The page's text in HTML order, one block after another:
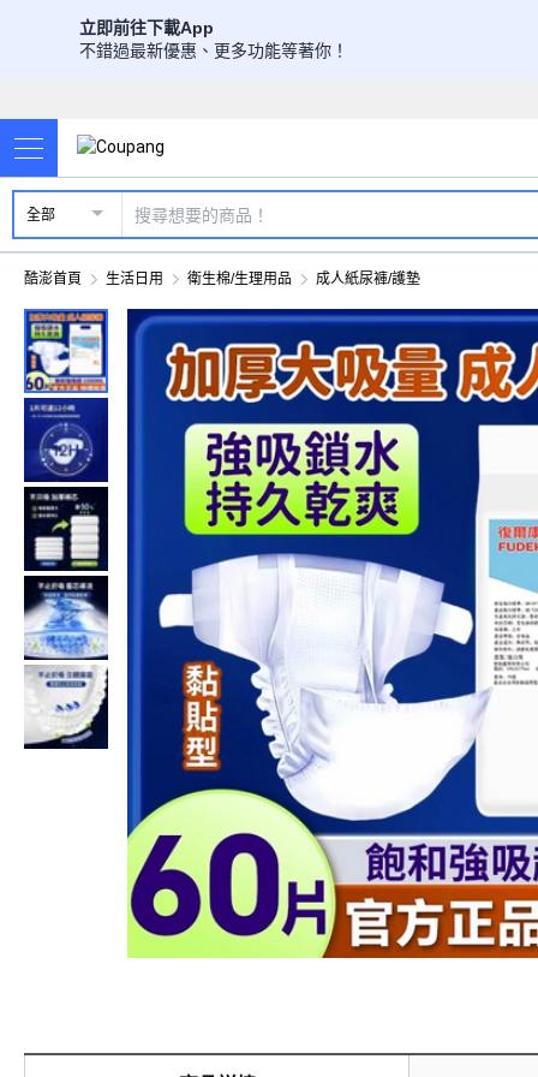
立即前往下載App
不錯過最新優惠、更多功能等著你！
全部
酷澎首頁 生活日用 衛生棉/生理用品 成人紙尿褲/護墊